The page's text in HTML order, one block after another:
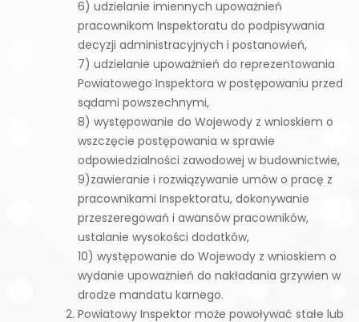
6) udzielanie imiennych upoważnień
pracownikom Inspektoratu do podpisywania
decyzji administracyjnych i postanowień,
7) udzielanie upoważnień do reprezentowania
Powiatowego Inspektora w postępowaniu przed
sądami powszechnymi,
8) występowanie do Wojewody z wnioskiem o
wszczęcie postępowania w sprawie
odpowiedzialności zawodowej w budownictwie,
9)zawieranie i rozwiązywanie umów o pracę z
pracownikami Inspektoratu, dokonywanie
przeszeregowań i awansów pracowników,
ustalanie wysokości dodatków,
10) występowanie do Wojewody z wnioskiem o
wydanie upoważnień do nakładania grzywien w
drodze mandatu karnego.
Powiatowy Inspektor może powoływać stałe lub